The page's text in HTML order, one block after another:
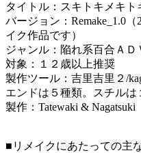
タイトル：スキトキメキト
バージョン：Remake_1.0
イク作品です）
ジャンル：陥れ系百合ＡＤ
対象：１２歳以上推奨
製作ツール：吉里吉里２/
エンドは５種類。スチルは
製作：Tatewaki & Nagatsuki
■リメイクにあたっての主